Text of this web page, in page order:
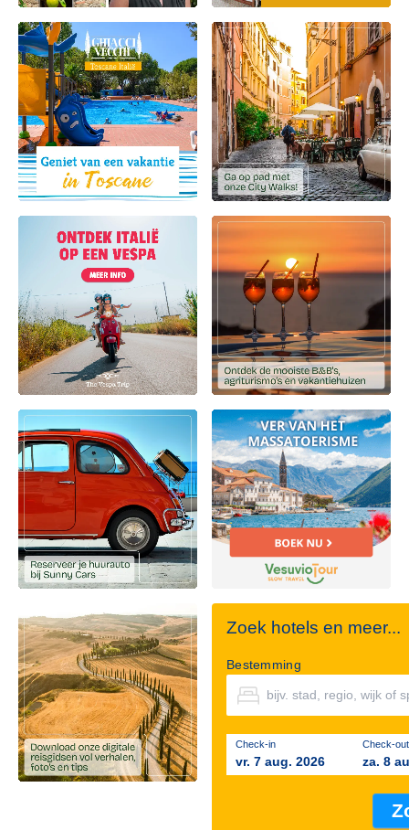
Zoek hotels en meer...
Bestemming
Check-in
vr. 7 aug. 2026
Check-out
za. 8